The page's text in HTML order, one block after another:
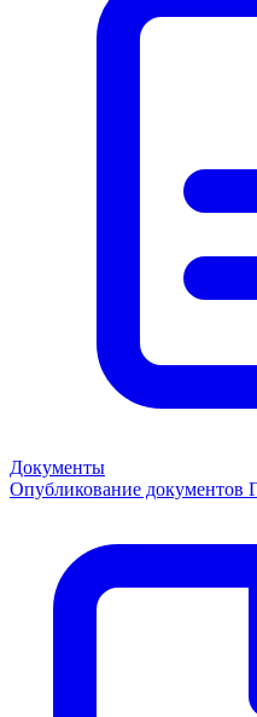
Документы
Опубликование